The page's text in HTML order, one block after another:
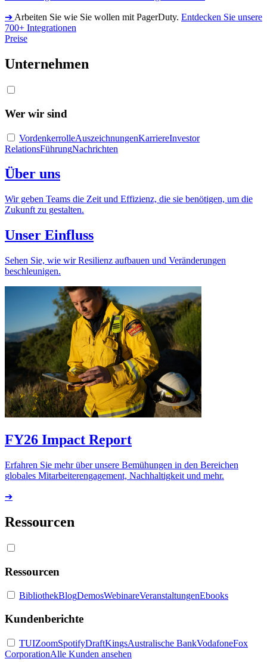
➔ Arbeiten Sie wie Sie wollen mit PagerDuty. Entdecken Sie unsere
700+ Integrationen
Preise
Unternehmen
Wer wir sind
VordenkerrolleAuszeichnungenKarriereInvestor
RelationsFührungNachrichten
Über uns
Wir geben Teams die Zeit und Effizienz, die sie benötigen, um die
Zukunft zu gestalten.
Unser Einfluss
Sehen Sie, wie wir Resilienz aufbauen und Veränderungen
beschleunigen.
FY26 Impact Report
Erfahren Sie mehr über unsere Bemühungen in den Bereichen
globales Mitarbeiterengagement, Nachhaltigkeit und mehr.
➔
Ressourcen
Ressourcen
BibliothekBlogDemosWebinareVeranstaltungenEbooks
Kundenberichte
TUIZoomSpotifyDraftKingsAustralische BankVodafoneFox
CorporationAlle Kunden ansehen